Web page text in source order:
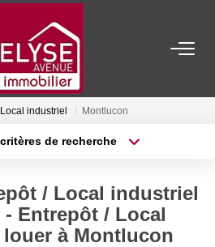
ACHETER
GÉRER
industriel Montlucon
de recherche
Surface min
/ Local industriel
Entrepôt / Local
à Montlucon